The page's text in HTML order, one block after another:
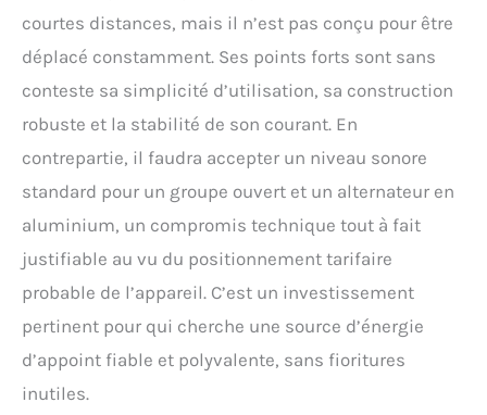
courtes distances, mais il n’est pas conçu pour être
déplacé constamment. Ses points forts sont sans
conteste sa simplicité d’utilisation, sa construction
robuste et la stabilité de son courant. En
contrepartie, il faudra accepter un niveau sonore
standard pour un groupe ouvert et un alternateur en
aluminium, un compromis technique tout à fait
justifiable au vu du positionnement tarifaire
probable de l’appareil. C’est un investissement
pertinent pour qui cherche une source d’énergie
d’appoint fiable et polyvalente, sans fioritures
inutiles.